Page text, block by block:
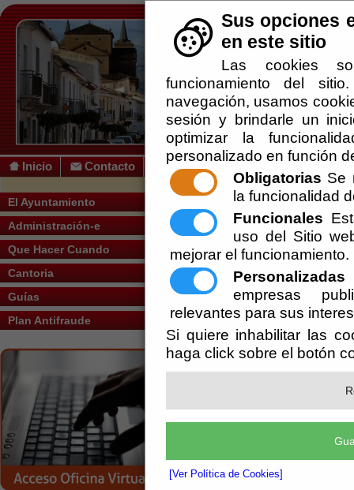
Sus opciones
en este sitio
Las cookies
funcionamiento del
navegación, usamos
sesión y brindarle un
optimizar la
personalizado en función
Obligatorias Se
la funcionalidad
Funcionales
uso del Sitio
mejorar el funcionamiento.
Personalizadas
empresas
relevantes para sus
Si quiere inhabilitar las
haga click sobre el botón
[Ver Política de Cookies]
Inicio Contacto
El Ayuntamiento
Administración-e
Que Hacer Cuando
Cantoria
Guías
Plan Antifraude
Usted se encuentra aquí:Inicio //
EXCMO. AYUNTAMIENTO DE
Escuchar
ACUERDO
SOCIALES
DE
Ayuntamiento de
Secretaría